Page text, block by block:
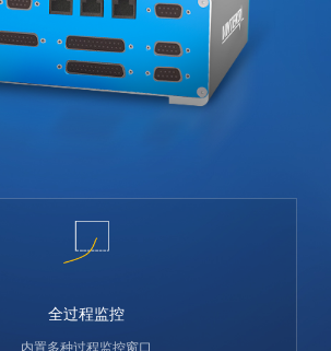
全过程监控
内置多种过程监控窗口